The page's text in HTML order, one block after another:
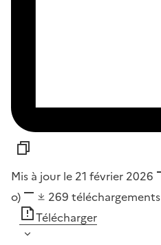
Mis à jour le 21 février 2026
o)
269 téléchargements
Télécharger